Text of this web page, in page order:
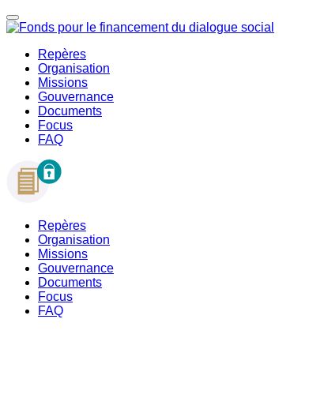
Repères
Organisation
Missions
Gouvernance
Documents
Focus
FAQ
Repères
Organisation
Missions
Gouvernance
Documents
Focus
FAQ